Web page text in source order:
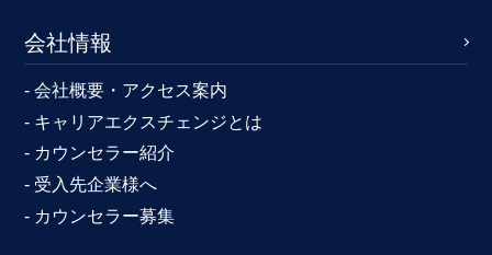
会社情報
- 会社概要・アクセス案内
- キャリアエクスチェンジとは
- カウンセラー紹介
- 受入先企業様へ
- カウンセラー募集